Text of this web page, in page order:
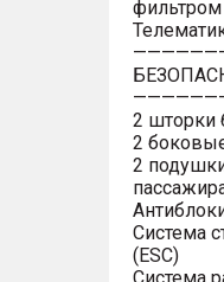
2 шторки
2
2
Система
(ESC)